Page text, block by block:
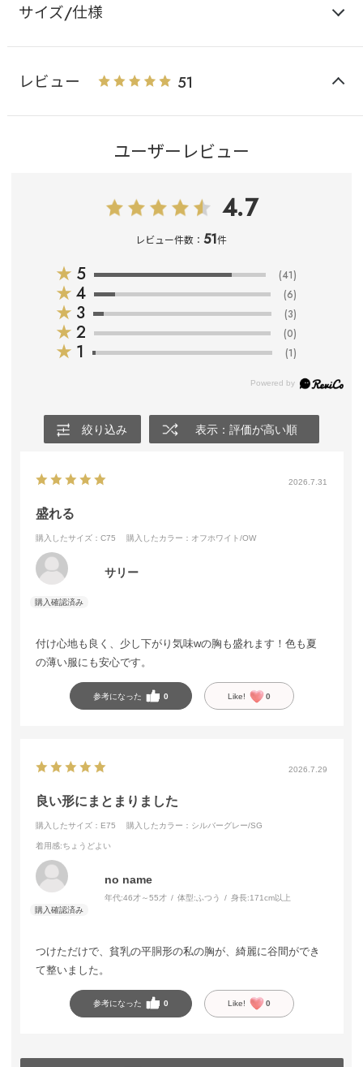
サイズ/仕様
レビュー 51
ユーザーレビュー
4.7
レビュー件数：51件
★ 5 (41)
★ 4 (6)
★ 3 (3)
★ 2 (0)
★ 1 (1)
絞り込み 表示：評価が高い順
2026.7.31
盛れる
購入したサイズ：C75 購入したカラー：オフホワイト/OW
サリー
付け心地も良く、少し下がり気味wの胸も盛れます！色も夏
の薄い服にも安心です。
参考になった 0 Like! 0
2026.7.29
良い形にまとまりました
購入したサイズ：E75 購入したカラー：シルバーグレー/SG
着用感:ちょうどよい
no name
年代:46才～55才 体型:ふつう 身長:171cm以上
つけただけで、貧乳の平胴形の私の胸が、綺麗に谷間ができ
て整いました。
参考になった 0 Like! 0